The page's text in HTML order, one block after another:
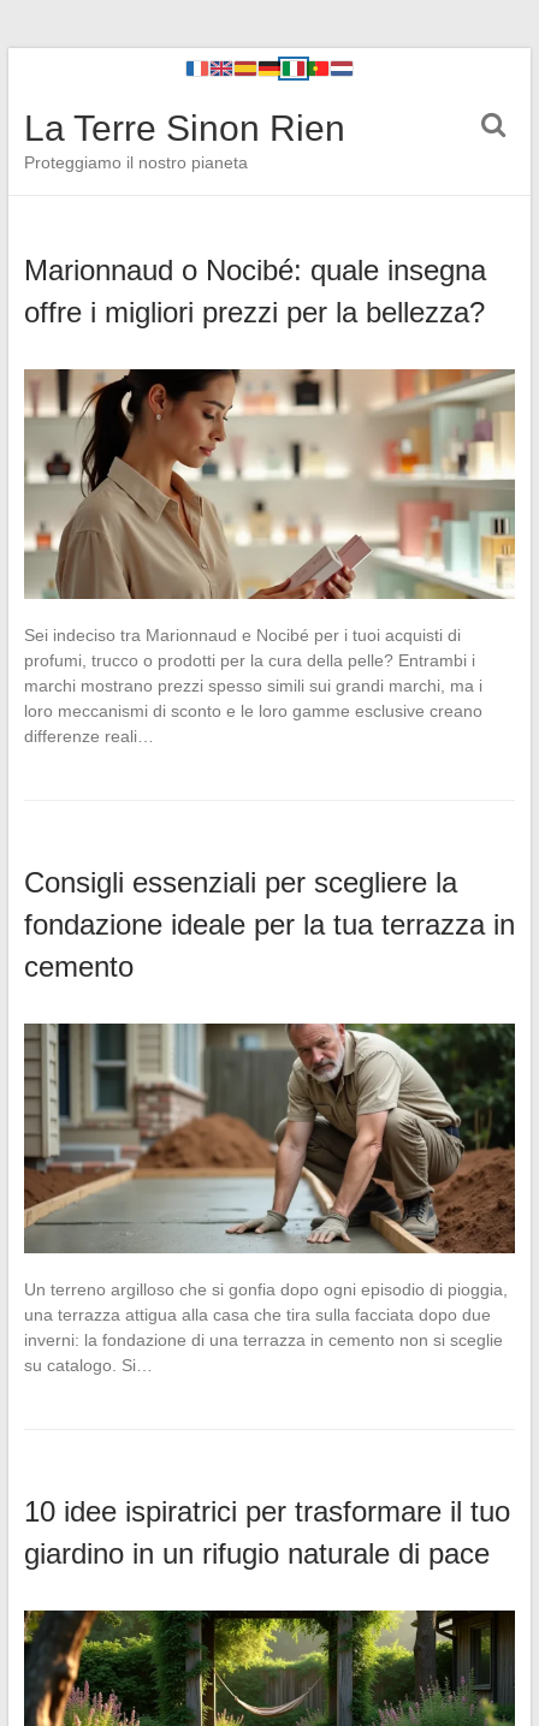
La Terre Sinon Rien
Proteggiamo il nostro pianeta
Marionnaud o Nocibé: quale insegna
offre i migliori prezzi per la bellezza?
Sei indeciso tra Marionnaud e Nocibé per i tuoi acquisti di
profumi, trucco o prodotti per la cura della pelle? Entrambi i
marchi mostrano prezzi spesso simili sui grandi marchi, ma i
loro meccanismi di sconto e le loro gamme esclusive creano
differenze reali…
Consigli essenziali per scegliere la
fondazione ideale per la tua terrazza in
cemento
Un terreno argilloso che si gonfia dopo ogni episodio di pioggia,
una terrazza attigua alla casa che tira sulla facciata dopo due
inverni: la fondazione di una terrazza in cemento non si sceglie
su catalogo. Si…
10 idee ispiratrici per trasformare il tuo
giardino in un rifugio naturale di pace